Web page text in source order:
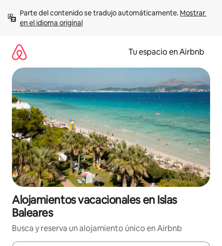
contenido
Parte del contenido se tradujo automáticamente. Mostrar
en el idioma original
Tu espacio en Airbnb
Alojamientos vacacionales en Islas
Baleares
Busca y reserva un alojamiento único en Airbnb